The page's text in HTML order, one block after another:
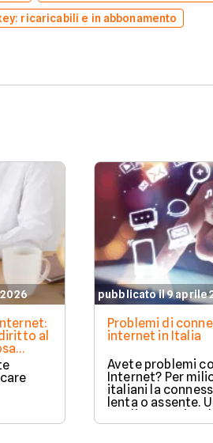
ricaricabili e in abbonamento
al
legge
pubblicato il 9 aprile
Problemi di
internet in Italia
Avete problemi
Internet? Per
italiani la
lenta o assente.
studio eseguito
Censis in